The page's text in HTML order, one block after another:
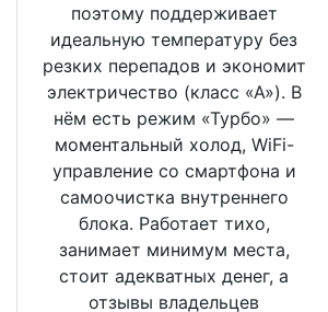
поэтому поддерживает
идеальную температуру без
резких перепадов и экономит
электричество (класс «А»). В
нём есть режим «Турбо» —
моментальный холод, WiFi-
управление со смартфона и
самоочистка внутреннего
блока. Работает тихо,
занимает минимум места,
стоит адекватных денег, а
отзывы владельцев